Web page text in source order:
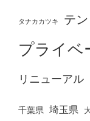
タナカカツキ テ
プライベ
リニューアル
千葉県 埼玉県